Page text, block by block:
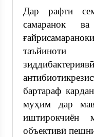
Дар рафти
самаранок
таъйиноти
бартараф
муҳим дар
иштирокчиён
объективӣ